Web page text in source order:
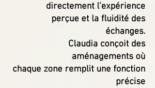
directement l’expérience
perçue et la fluidité des
échanges.
Claudia conçoit des
aménagements où
chaque zone remplit une fonction
précise